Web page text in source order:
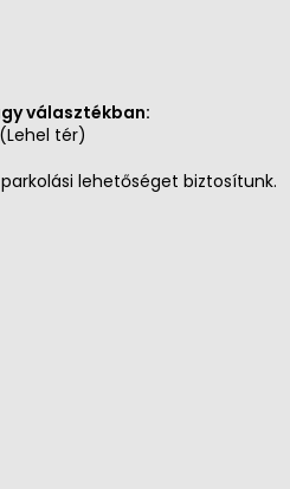
választékban:
tér)
lehetőséget biztosítunk.